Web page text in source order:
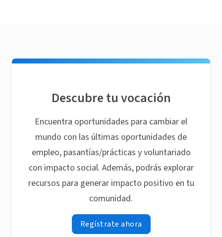
Descubre tu vocación
Encuentra oportunidades para cambiar el
mundo con las últimas oportunidades de
empleo, pasantías/prácticas y voluntariado
con impacto social. Además, podrás explorar
recursos para generar impacto positivo en tu
comunidad.
Regístrate ahora